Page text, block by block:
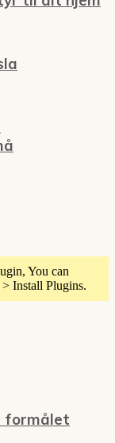
You can
Install Plugins.
formålet